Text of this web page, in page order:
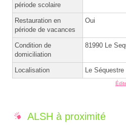
période scolaire
Restauration en
période de vacances
Oui
Condition de
domiciliation
81990 Le
Localisation Le Séquestre
ALSH à proximité